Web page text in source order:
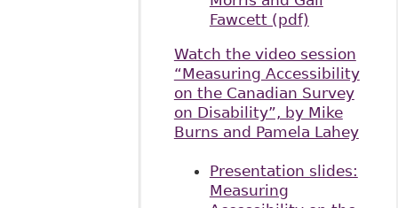
Fawcett (pdf)
Watch the video session
“Measuring Accessibility
on the Canadian Survey
on Disability”, by Mike
Burns and Pamela Lahey
Presentation slides:
Measuring